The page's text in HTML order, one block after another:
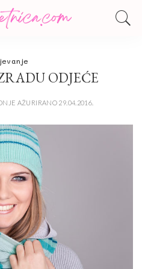
ODJEĆE
AŽURIRANO 29.04.2016.